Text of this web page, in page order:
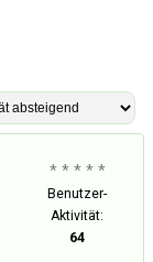
* * * * *
Benutzer-
Aktivität:
64